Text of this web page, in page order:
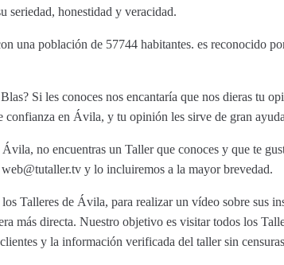
seriedad, honestidad y veracidad.
una población de 57744 habitantes. es reconocido
Si les conoces nos encantaría que nos dieras tu
confianza en Ávila, y tu opinión les sirve de gran
no encuentras un Taller que conoces y que te
y lo incluiremos a la mayor brevedad.
Talleres de Ávila, para realizar un vídeo sobre sus
más directa. Nuestro objetivo es visitar todos los
y la información verificada del taller sin